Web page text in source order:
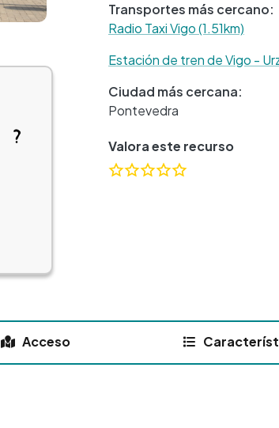
Transportes más cercano:
Radio Taxi Vigo (1.51km)
Estación de tren de Vigo -
Ciudad más cercana:
Pontevedra
Valora este recurso
Acceso